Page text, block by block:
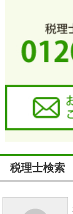
税理士検索